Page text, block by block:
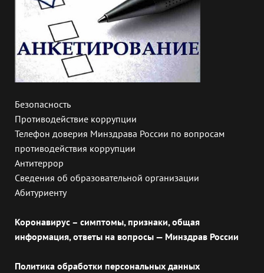
Безопасность
Противодействие коррупции
Телефон доверия Минздрава России по вопросам
противодействия коррупции
Антитеррор
Сведения об образовательной организации
Абитуриенту
Коронавирус – симптомы, признаки, общая
информация, ответы на вопросы — Минздрав России
Политика обработки персональных данных